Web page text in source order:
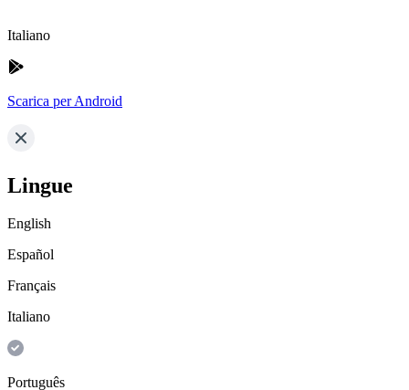
Italiano
Scarica per Android
Lingue
English
Español
Français
Italiano
Português